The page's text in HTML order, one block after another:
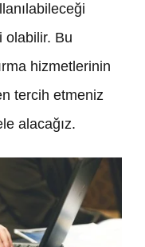
olabilir. Bu
hizmetlerinin
tercih etmeniz
alacağız.